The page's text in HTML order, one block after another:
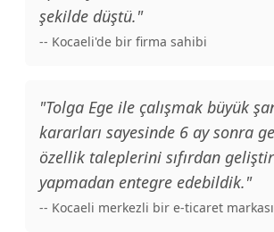
şekilde düştü."
-- Kocaeli'de bir firma sahibi
"Tolga Ege ile çalışmak büyük
kararları sayesinde 6 ay sonra
özellik taleplerini sıfırdan
yapmadan entegre edebildik."
-- Kocaeli merkezli bir e-ticaret markası